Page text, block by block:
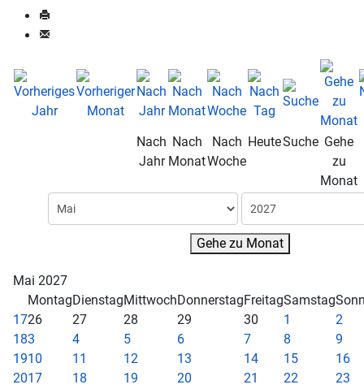
Nach
Jahr
Nach
Monat
Nach
Woche
HeuteSuche Gehe
zu
Monat
Gehe zu Monat
Mai 2027
MontagDienstagMittwochDonnerstagFreitagSamstag
1726 27 28 29 30 1
2
183 4 5 6 7 8
9
1910 11 12 13 14 15
16
2017 18 19 20 21 22
23